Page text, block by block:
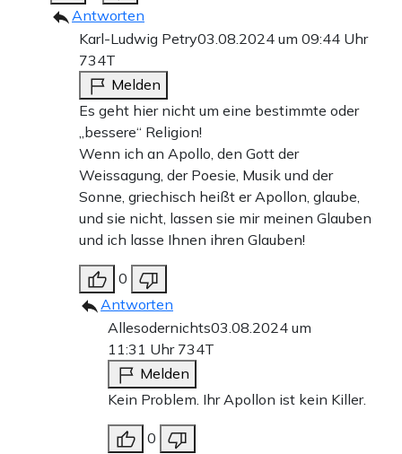
Antworten
Karl-Ludwig Petry03.08.2024 um 09:44 Uhr
734T
Melden
Es geht hier nicht um eine bestimmte oder
„bessere“ Religion!
Wenn ich an Apollo, den Gott der
Weissagung, der Poesie, Musik und der
Sonne, griechisch heißt er Apollon, glaube,
und sie nicht, lassen sie mir meinen Glauben
und ich lasse Ihnen ihren Glauben!
0
Antworten
Allesodernichts03.08.2024 um
11:31 Uhr 734T
Melden
Kein Problem. Ihr Apollon ist kein Killer.
0